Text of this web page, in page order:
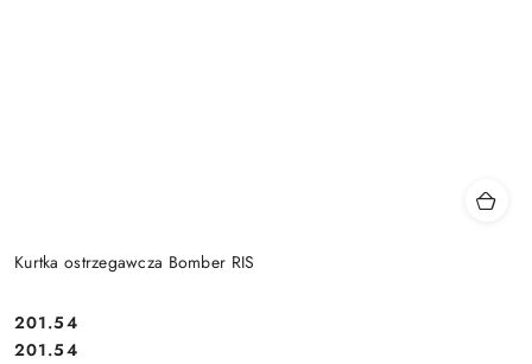
Kurtka ostrzegawcza Bomber RIS
Cena:
201.54
Cena:
201.54